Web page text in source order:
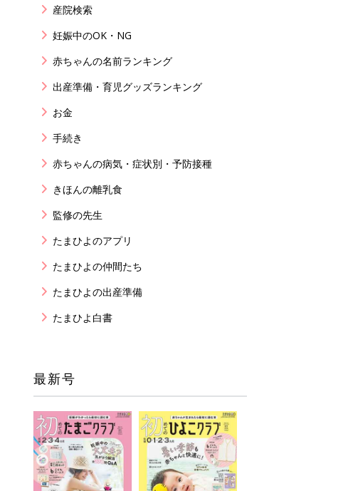
産院検索
妊娠中のOK・NG
赤ちゃんの名前ランキング
出産準備・育児グッズランキング
お金
手続き
赤ちゃんの病気・症状別・予防接種
きほんの離乳食
監修の先生
たまひよのアプリ
たまひよの仲間たち
たまひよの出産準備
たまひよ白書
最新号